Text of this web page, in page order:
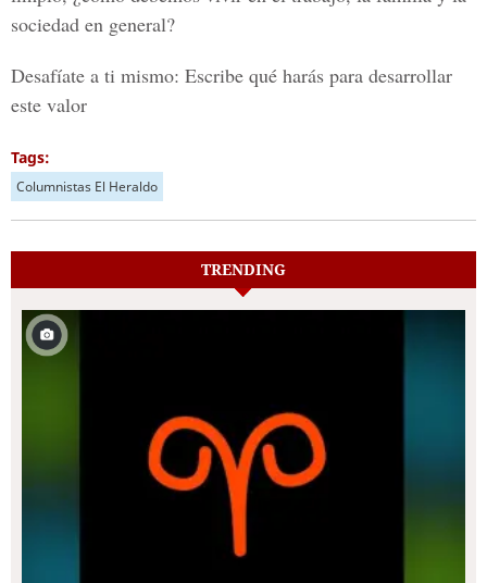
sociedad en general?
Desafíate a ti mismo: Escribe qué harás para desarrollar
este valor
Tags:
Columnistas El Heraldo
TRENDING